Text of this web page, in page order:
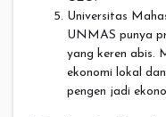
Universitas
UNMAS punya
yang keren abis.
ekonomi lokal
pengen jadi